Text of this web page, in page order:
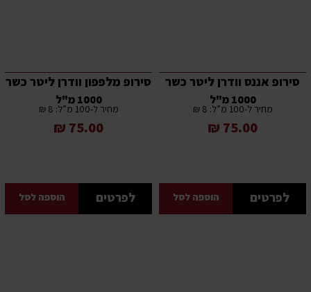
סירופ אננס וודרן ליטר כשר
1000 מ"ל
מחיר ל-100 מ”ל: 8 ₪
75.00 ₪
לפרטים הוספה לסל
סירופ מלפפון וודרן ליטר כשר
1000 מ"ל
מחיר ל-100 מ”ל: 8 ₪
75.00 ₪
לפרטים הוספה לסל